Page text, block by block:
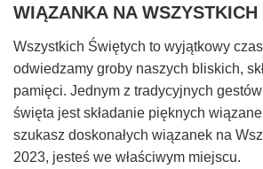
WIĄZANKA NA WSZYSTKICH
Wszystkich Świętych to wyjątkowy
odwiedzamy groby naszych bliskich,
pamięci. Jednym z tradycyjnych
święta jest składanie pięknych
szukasz doskonałych wiązanek na
2023, jesteś we właściwym miejscu.